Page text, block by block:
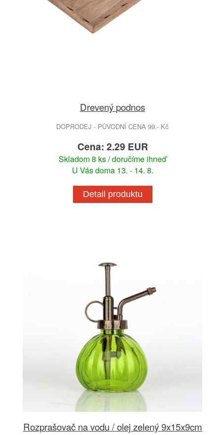
Drevený podnos
DOPRODEJ - PŮVODNÍ CENA 99.- Kč
Cena: 2.29 EUR
Skladom 8 ks / doručíme ihneď
U Vás doma 13. - 14. 8.
Detail produktu
Rozprašovač na vodu / olej zelený 9x15x9cm